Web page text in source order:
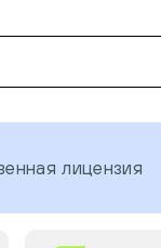
лицензия